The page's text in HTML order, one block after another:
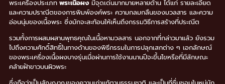
พระเครื่องประเภท พระเนื้อผง มีจุดเด่นมากมายหลายด้าน ได้แก่ รายละเอียด
และความปราณีตของการพิมพ์องค์พระ ความกลมกลืนของมวลสาร และความ
อ่อนนุ่มของเนื้อพระ ซึ่งมักจะสะท้อนให้เห็นถึงกรรมวิธีการสร้างที่ประณีต
รวมทั้งการผสมผสานพุทธคุณในเนื้อหามวลสาร นอกจากที่กล่าวมาแล้ว ยังรวม
ไปถึงความศักดิ์สิทธิ์ในทางด้านของพิธีกรรมในการปลุกเสกต่าง ๆ เอกลักษณ์
ของพระเครื่องเนื้อผงบางรุ่นเมื่อผ่านการใช้งานนานปีจะขึ้นไขหรือที่มีลักษณะ
คล้ายฝ้าขาวบนผิวพระ